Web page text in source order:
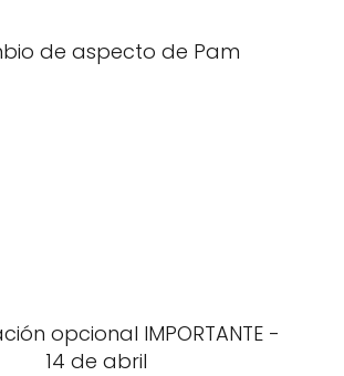
de aspecto de Pam
opcional IMPORTANTE -
14 de abril